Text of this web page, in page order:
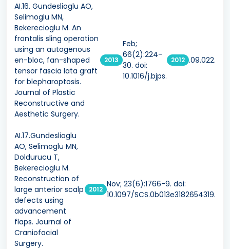
AI.16. Gundeslioglu AO,
Selimoglu MN,
Bekerecioglu M. An
frontalis sling operation
using an autogenous
en-bloc, fan-shaped
tensor fascia lata graft
for blepharoptosis.
Journal of Plastic
Reconstructive and
Aesthetic Surgery.
2013
Feb;
66(2):224-
30. doi:
10.1016/j.bjps.
2012 .09.022.
AI.17.Gundeslioglu
AO, Selimoglu MN,
Doldurucu T,
Bekerecioglu M.
Reconstruction of
large anterior scalp
defects using
advancement
flaps. Journal of
Craniofacial
Surgery.
2012
Nov; 23(6):1766-9. doi:
10.1097/SCS.0b013e3182654319.